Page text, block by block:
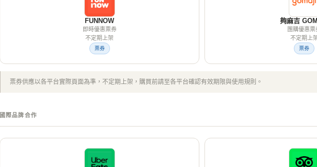
FUNNOW
即時優惠票券
不定期上架
票券
夠麻吉
團購優惠票
不定期上
票券
票券供應以各平台實際頁面為準，不定期上架，購買前請至各平台確認有效期限與使用規則。
國際品牌合作